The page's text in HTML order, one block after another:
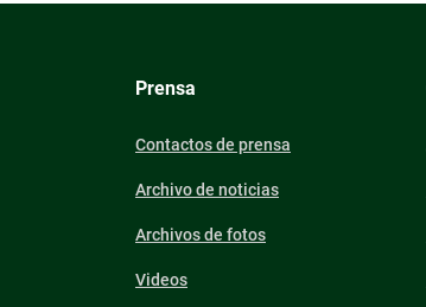
Prensa
Contactos de prensa
Archivo de noticias
Archivos de fotos
Videos